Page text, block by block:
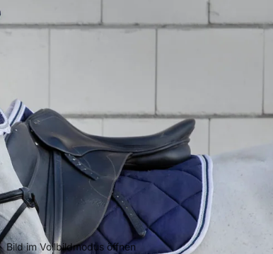
Bild im Vollbildmodus öffnen